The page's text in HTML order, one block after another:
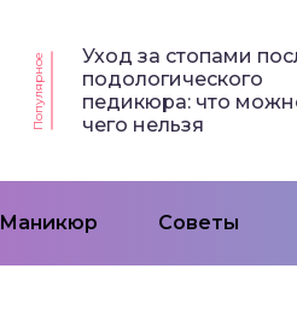
Популярное
Уход за стопами
подологического
педикюра: что
чего нельзя
Маникюр Советы